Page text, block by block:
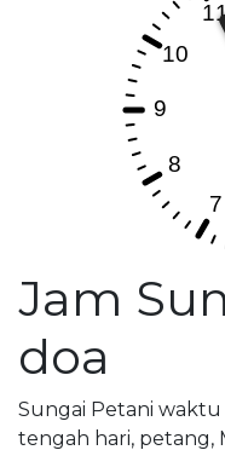
Jam
doa
Sungai Petani
tengah hari, petang,